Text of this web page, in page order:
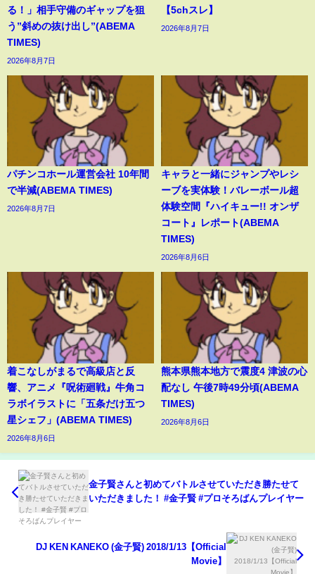
る！」相手守備のギャップを狙
う”斜めの抜け出し”(ABEMA
TIMES)
2026年8月7日
【5chスレ】
2026年8月7日
パチンコホール運営会社 10年間
で半減(ABEMA TIMES)
2026年8月7日
キャラと一緒にジャンプやレシ
ーブを実体験！バレーボール超
体験空間『ハイキュー!! オンザ
コート』レポート(ABEMA
TIMES)
2026年8月6日
着こなしがまるで高級店と反
響、アニメ『呪術廻戦』牛角コ
ラボイラストに「五条だけ五つ
星シェフ」(ABEMA TIMES)
2026年8月6日
熊本県熊本地方で震度4 津波の心
配なし 午後7時49分頃(ABEMA
TIMES)
2026年8月6日
金子賢さんと初めてバトルさせていただき勝たせて
いただきました！ #金子賢 #プロそろばんプレイヤー
DJ KEN KANEKO (金子賢) 2018/1/13【Official
Movie】